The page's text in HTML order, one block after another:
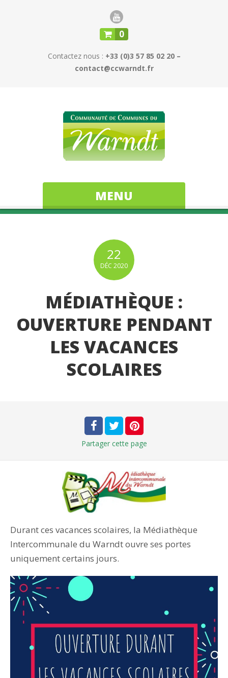
0
Contactez nous : +33 (0)3 57 85 02 20 –
contact@ccwarndt.fr
MENU
22
DÉC 2020
MÉDIATHÈQUE :
OUVERTURE PENDANT
LES VACANCES
SCOLAIRES
Partager cette page
Durant ces vacances scolaires, la Médiathèque
Intercommunale du Warndt ouvre ses portes
uniquement certains jours.